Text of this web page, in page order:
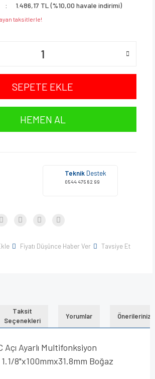
1.486,17 TL (%10,00 havale indirimi)
taksitlerle!
SEPETE EKLE
HEMEN AL
Teknik Destek
0544 475 82 99
Fiyatı Düşünce Haber Ver Tavsiye Et
Taksit
Seçenekleri
Yorumlar Önerileriniz
Açı Ayarlı Multifonksiyon
8"x100mmx31.8mm Boğaz